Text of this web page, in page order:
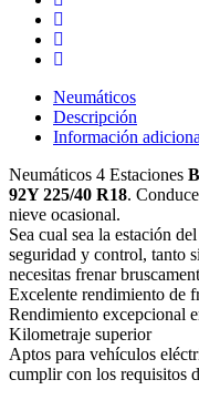
Neumáticos
Descripción
Información
Neumáticos 4 Estaciones
92Y 225/40 R18.
nieve ocasional.
Sea cual sea la estación
seguridad y control, tanto
necesitas frenar
Excelente rendimiento de
Rendimiento excepcional
Kilometraje superior
Aptos para vehículos
cumplir con los requisitos